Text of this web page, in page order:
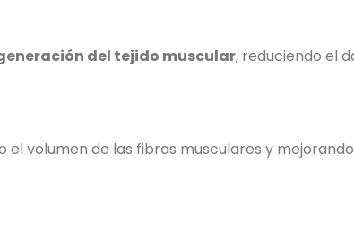
del tejido muscular, reduciendo el
el volumen de las fibras musculares y